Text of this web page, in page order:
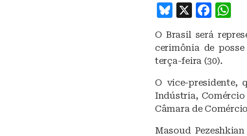
B
e
s
y
X
F
a
c
e
o
o
at
s
p
p
O Brasil será
cerimônia de
terça-feira (30).
O vice-presidente,
Indústria,
Câmara de
Masoud